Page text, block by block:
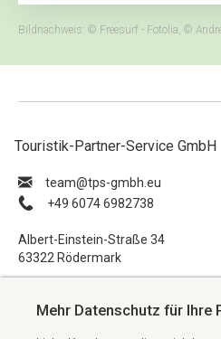
Bildnachweis: © Freesurf - Fotolia, ©
Touristik-Partner-Service GmbH
ue.hbmg-spt@maet
+49 6074 6982738
Albert-Einstein-Straße 34
63322 Rödermark
Impressum
Mehr Datenschutz für Ihre